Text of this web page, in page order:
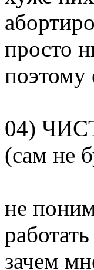
просто
поэтому
04)
(сам не
не
зачем